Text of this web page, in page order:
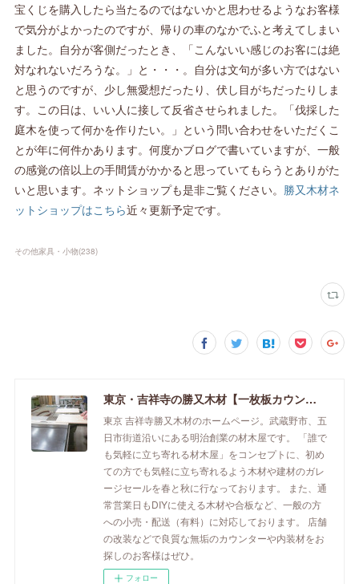
宝くじを購入したら当たるのではないかと思わせるようなお客様
で気分がよかったのですが、帰りの車のなかでふと考えてしまい
ました。自分が客側だったとき、「こんないい感じのお客には絶
対なれないだろうな。」と・・・。自分は文句が多い方ではない
と思うのですが、少し無愛想だったり、伏し目がちだったりしま
す。この日は、いい人に接して反省させられました。「伐採した
庭木を使って何かを作りたい。」という問い合わせをいただくこ
とが年に何件かあります。何度かブログで書いていますが、一般
の感覚の倍以上の手間賃がかかると思っていてもらうとありがた
いと思います。ネットショップも是非ご覧ください。 勝又木材ネ
ットショップはこちら近々更新予定です。
その他家具・小物(238)
東京・吉祥寺の勝又木材【一枚板カウンター】
東京 吉祥寺勝又木材のホームページ。武蔵野市、五
日市街道沿いにある明治創業の材木屋です。 「誰で
も気軽に立ち寄れる材木屋」をコンセプトに、初め
ての方でも気軽に立ち寄れるよう木材や建材のガレ
ージセールを春と秋に行なっております。 また、通
常営業日もDIYに使える木材や合板など、一般の方
への小売・配送（有料）に対応しております。 店舗
の改装などで良質な無垢のカウンターや内装材をお
探しのお客様はぜひ。
フォロー